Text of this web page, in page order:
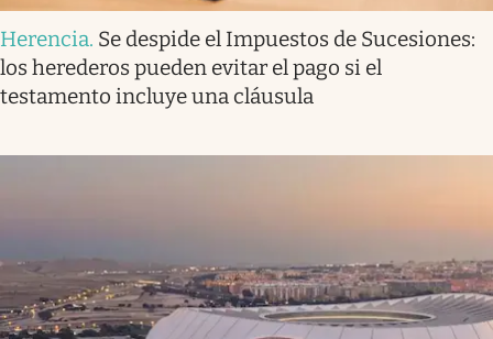
Herencia. Se despide el Impuestos de Sucesiones:
los herederos pueden evitar el pago si el
testamento incluye una cláusula